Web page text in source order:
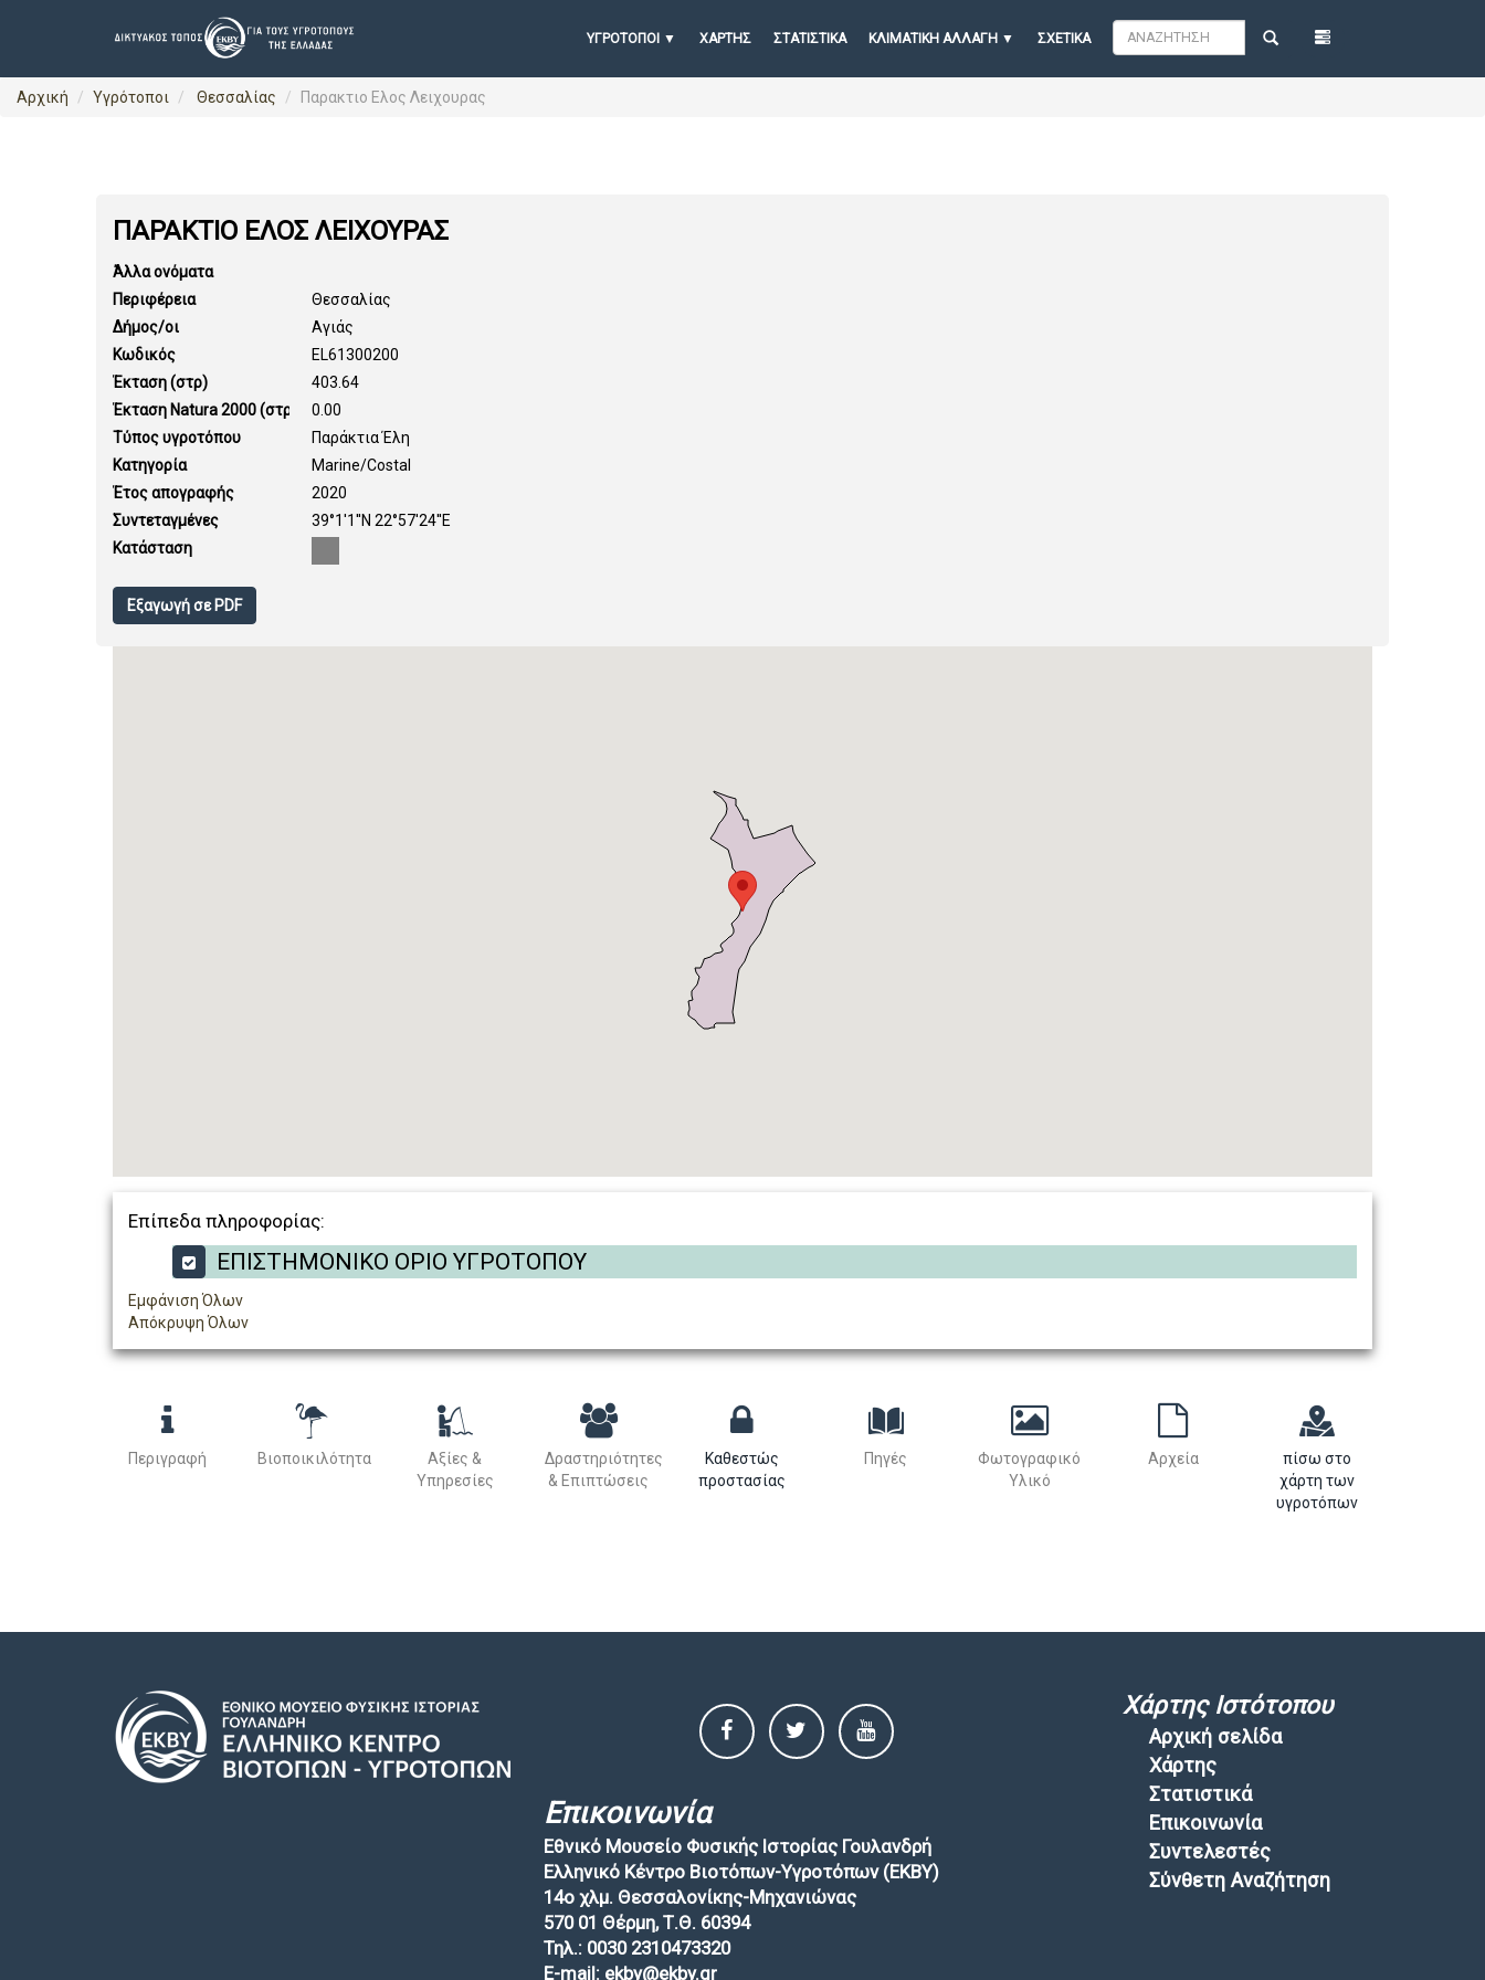
ΥΓΡΟΤΟΠΟΙ ΧΆΡΤΗΣ ΣΤΑΤΙΣΤΙΚΆ ΚΛΙΜΑΤΙΚΗ ΑΛΛΑΓΗ ΣΧΕΤΙΚΆ
Αρχική Υγρότοποι Θεσσαλίας Παρακτιο Ελος Λειχουρας
ΠΑΡΑΚΤΙΟ ΕΛΟΣ ΛΕΙΧΟΥΡΑΣ
Άλλα ονόματα
Περιφέρεια
Θεσσαλίας
Δήμος/οι
Αγιάς
Κωδικός
EL61300200
Έκταση (στρ)
403.64
Έκταση Natura 2000 (στρ)
0.00
Τύπος υγροτόπου
Παράκτια Έλη
Κατηγορία
Marine/Costal
Έτος απογραφής
2020
Συντεταγμένες
39°1'1''N 22°57'24''E
Κατάσταση
Εξαγωγή σε PDF
Επίπεδα πληροφορίας:
ΕΠΙΣΤΗΜΟΝΙΚΟ ΟΡΙΟ ΥΓΡΟΤΟΠΟΥ
Εμφάνιση Όλων
Απόκρυψη Όλων
Περιγραφή Βιοποικιλότητα
Αξίες &
Υπηρεσίες
Δραστηριότητες
& Επιπτώσεις
Καθεστώς
προστασίας
Πηγές
Φωτογραφικό
Υλικό
Αρχεία
πίσω στο
χάρτη των
υγροτόπων
Επικοινωνία
Εθνικό Μουσείο Φυσικής Ιστορίας Γουλανδρή
Ελληνικό Κέντρο Βιοτόπων-Υγροτόπων (EKBY)
14ο χλμ. Θεσσαλονίκης-Μηχανιώνας
570 01 Θέρμη, Τ.Θ. 60394
Τηλ.: 0030 2310473320
E-mail: ekby@ekby.gr
Χάρτης Ιστότοπου
Αρχική σελίδα
Χάρτης
Στατιστικά
Επικοινωνία
Συντελεστές
Σύνθετη Αναζήτηση